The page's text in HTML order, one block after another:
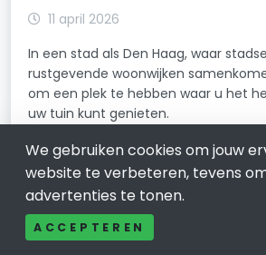
11 april 2026
In een stad als Den Haag, waar
rustgevende woonwijken
om een plek te hebben waar u het
uw tuin kunt genieten.
LEES VERDER
We gebruiken cookies om jouw
website te verbeteren, tevens
advertenties te tonen.
ACCEPTEREN